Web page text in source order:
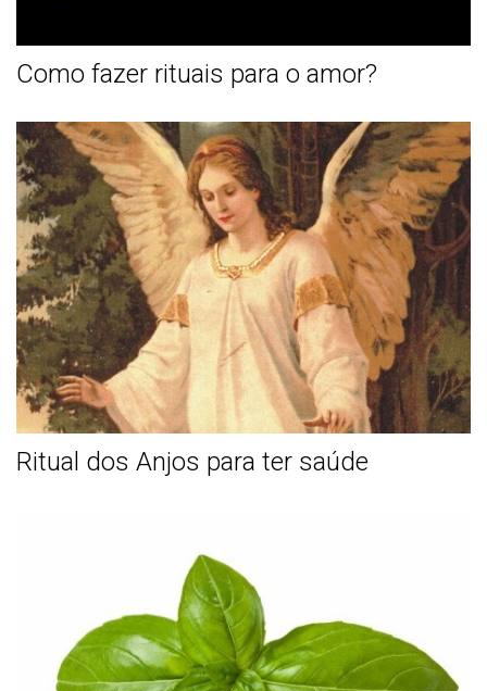
Como fazer rituais para o amor?
Ritual dos Anjos para ter saúde